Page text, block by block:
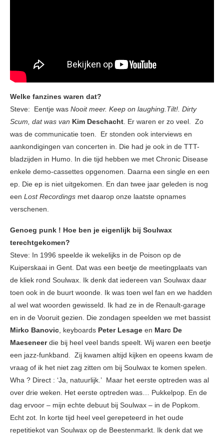
Welke fanzines waren dat?
Steve: Eentje was Nooit meer. Keep on laughing.Tilt!. Dirty
Scum, dat was van Kim Deschacht . Er waren er zo veel. Zo
was de communicatie toen. Er stonden ook interviews en
aankondigingen van concerten in. Die had je ook in de TTT-
bladzijden in Humo. In die tijd hebben we met Chronic Disease
enkele demo-cassettes opgenomen. Daarna een single en een
ep. Die ep is niet uitgekomen. En dan twee jaar geleden is nog
een Lost Recordings met daarop onze laatste opnames
verschenen.
Genoeg punk ! Hoe ben je eigenlijk bij Soulwax
terechtgekomen?
Steve: In 1996 speelde ik wekelijks in de Poison op de
Kuiperskaai in Gent. Dat was een beetje de meetingplaats van
de kliek rond Soulwax. Ik denk dat iedereen van Soulwax daar
toen ook in de buurt woonde. Ik was toen wel fan en we hadden
al wel wat woorden gewisseld. Ik had ze in de Renault-garage
en in de Vooruit gezien. Die zondagen speelden we met bassist
Mirko Banovic , keyboards Peter Lesage en Marc De
Maeseneerdie bij heel veel bands speelt. Wij waren een beetje
een jazz-funkband. Zij kwamen altijd kijken en opeens kwam de
vraag of ik het niet zag zitten om bij Soulwax te komen spelen.
Wha ? Direct : ‘Ja, natuurlijk.’ Maar het eerste optreden was al
over drie weken. Het eerste optreden was… Pukkelpop. En de
dag ervoor – mijn echte debuut bij Soulwax – in de Popkom.
Echt zot. In korte tijd heel veel gerepeteerd in het oude
repetitiekot van Soulwax op de Beestenmarkt. Ik denk dat we